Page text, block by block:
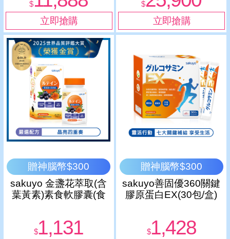
$ $
贈神腦幣$300
sakuyo 金盞花萃取(含
葉黃素)素食軟膠囊(食
$1,131
贈神腦幣$300
sakuyo善固優360關鍵
膠原蛋白EX(30包/盒)
$1,428